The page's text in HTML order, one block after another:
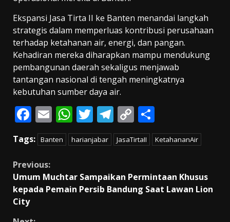
Ekspansi Jasa Tirta II ke Banten menandai langkah
strategis dalam memperluas kontribusi perusahaan
terhadap ketahanan air, energi, dan pangan.
Kehadiran mereka diharapkan mampu mendukung
pembangunan daerah sekaligus menjawab
tantangan nasional di tengah meningkatnya
kebutuhan sumber daya air.
F
ac
e
b
o
o
E
m
ai
W
h
at
A
p
T
w
itt
T
el
e
a
m
C
o
p
Li
n
h
ar
Tags: Banten harianjabar JasaTirtaII KetahananAir
Continue
Reading
Previous:
Umum Muchtar Sampaikan Permintaan Khusus
kepada Pemain Persib Bandung Saat Lawan Lion
City